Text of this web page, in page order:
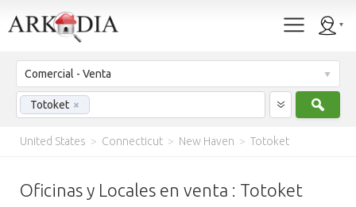
Comercial - Venta
Totoket ×
United States > Connecticut > New Haven > Totoket
Oficinas y Locales en venta : Totoket